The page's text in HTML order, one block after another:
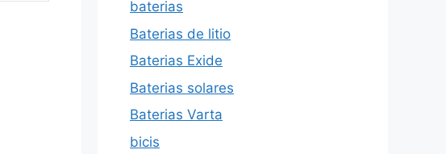
baterias
Baterias de litio
Baterias Exide
Baterias solares
Baterias Varta
bicis